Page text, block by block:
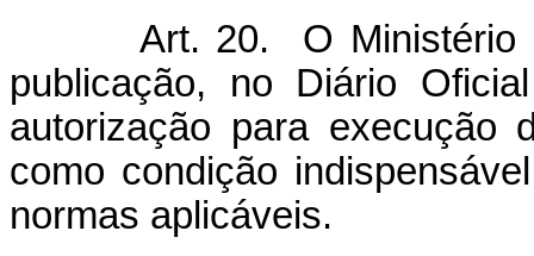
Art. 20. O Ministério
publicação, no Diário
autorização para execução
como condição
normas aplicáveis.